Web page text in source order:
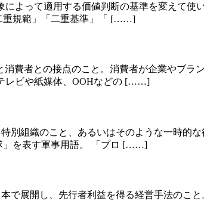
よって適用する価値判断の基準を変えて
重規範」「二重基準」「 [……]
費者との接点のこと。消費者が企業やブラ
レビや紙媒体、OOHなどの [……]
別組織のこと、あるいはそのような一時的
」を表す軍事用語。 「プロ [……]
で展開し、先行者利益を得る経営手法のこ